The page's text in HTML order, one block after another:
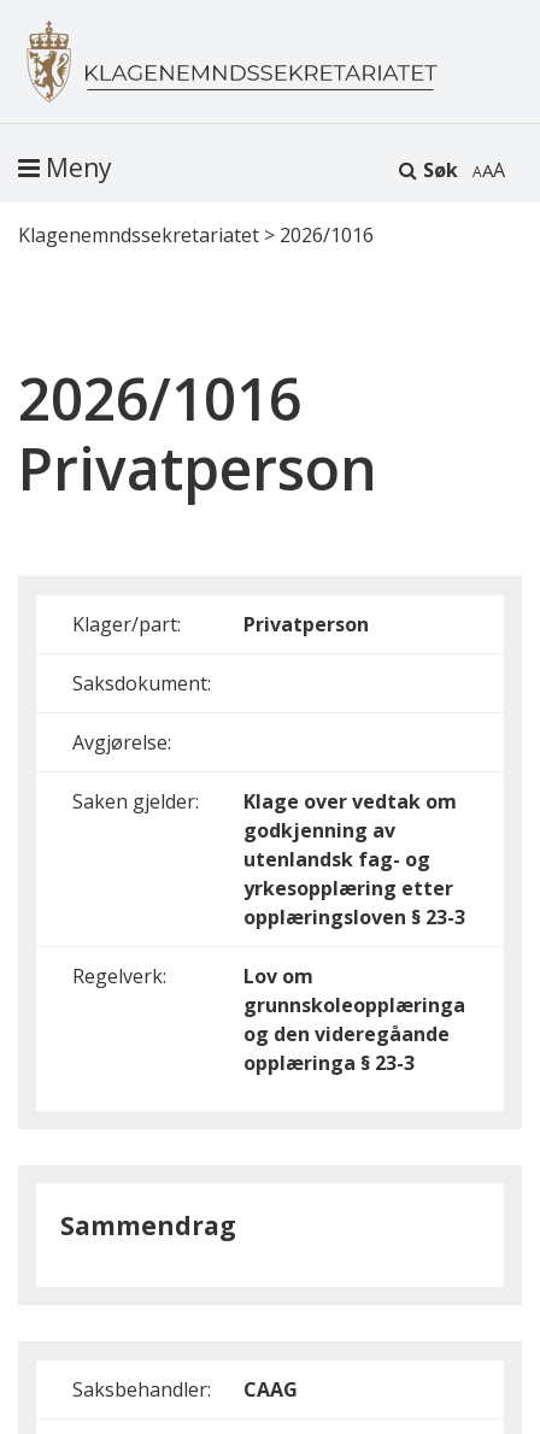
Søk A
Meny
Klagenemndssekretariatet > 2026/1016
2026/1016
Privatperson
Klager/part: Privatperson
Saksdokument:
Avgjørelse:
Saken gjelder:
Klage over vedtak om
godkjenning av
utenlandsk fag- og
yrkesopplæring etter
opplæringsloven § 23-3
Regelverk:
Lov om
grunnskoleopplæringa
og den videregåande
opplæringa § 23-3
Sammendrag
Saksbehandler: CAAG